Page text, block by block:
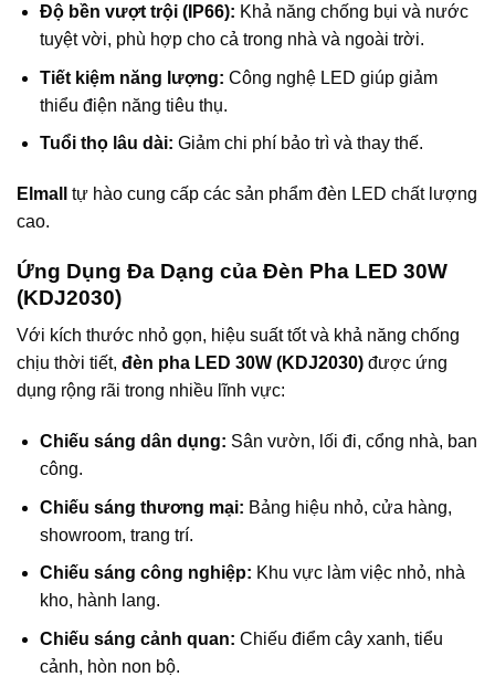
Độ bền vượt trội (IP66): Khả năng chống bụi và nước
tuyệt vời, phù hợp cho cả trong nhà và ngoài trời.
Tiết kiệm năng lượng: Công nghệ LED giúp giảm
thiểu điện năng tiêu thụ.
Tuổi thọ lâu dài: Giảm chi phí bảo trì và thay thế.
Elmall
tự hào cung cấp các sản phẩm đèn LED chất lượng
cao.
Ứng Dụng Đa Dạng của Đèn Pha LED 30W
(KDJ2030)
Với kích thước nhỏ gọn, hiệu suất tốt và khả năng chống
chịu thời tiết, đèn pha LED 30W (KDJ2030) được ứng
dụng rộng rãi trong nhiều lĩnh vực:
Chiếu sáng dân dụng: Sân vườn, lối đi, cổng nhà, ban
công.
Chiếu sáng thương mại: Bảng hiệu nhỏ, cửa hàng,
showroom, trang trí.
Chiếu sáng công nghiệp: Khu vực làm việc nhỏ, nhà
kho, hành lang.
Chiếu sáng cảnh quan: Chiếu điểm cây xanh, tiểu
cảnh, hòn non bộ.